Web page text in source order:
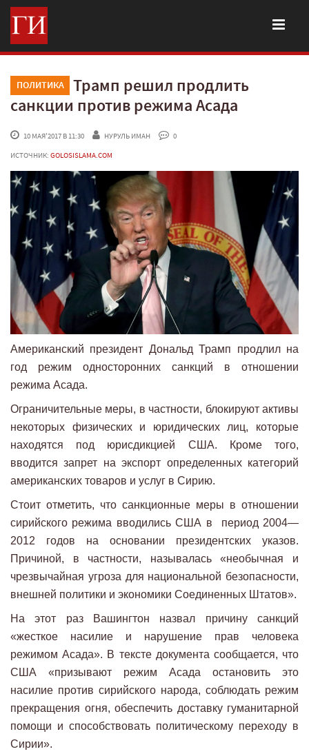
ПОЛИТИКА
Трамп решил продлить
санкции против режима Асада
10 МАЯ'2017 В 11:30 НУРУЛЬ ИМАН
0
ИСТОЧНИК: GOLOSISLAMA.COM
Американский президент Дональд Трамп продлил на
год режим односторонних санкций в отношении
режима Асада.
Ограничительные меры, в частности, блокируют активы
некоторых физических и юридических лиц, которые
находятся под юрисдикцией США. Кроме того,
вводится запрет на экспорт определенных категорий
американских товаров и услуг в Сирию.
Стоит отметить, что санкционные меры в отношении
сирийского режима вводились США в период 2004—
2012 годов на основании президентских указов.
Причиной, в частности, называлась «необычная и
чрезвычайная угроза для национальной безопасности,
внешней политики и экономики Соединенных Штатов».
На этот раз Вашингтон назвал причину санкций
«жесткое насилие и нарушение прав человека
режимом Асада». В тексте документа сообщается, что
США «призывают режим Асада остановить это
насилие против сирийского народа, соблюдать режим
прекращения огня, обеспечить доставку гуманитарной
помощи и способствовать политическому переходу в
Сирии».